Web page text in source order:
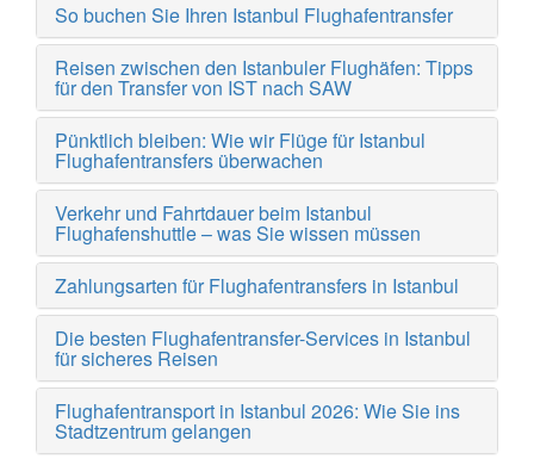
So buchen Sie Ihren Istanbul Flughafentransfer
Reisen zwischen den Istanbuler Flughäfen: Tipps
für den Transfer von IST nach SAW
Pünktlich bleiben: Wie wir Flüge für Istanbul
Flughafentransfers überwachen
Verkehr und Fahrtdauer beim Istanbul
Flughafenshuttle – was Sie wissen müssen
Zahlungsarten für Flughafentransfers in Istanbul
Die besten Flughafentransfer-Services in Istanbul
für sicheres Reisen
Flughafentransport in Istanbul 2026: Wie Sie ins
Stadtzentrum gelangen